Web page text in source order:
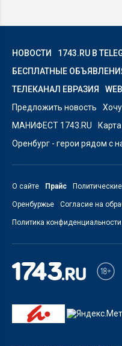
НОВОСТИ
1743.RU В
БЕСПЛАТНЫЕ
ТЕЛЕКАНАЛ ЕВРАЗИЯ
Предложить новость
МАНИФЕСТ 1743.RU
Карта
Оренбург - герои рядом с
О сайте Прайс
Оренбуржье Согласие на
Политика конфиденциальности